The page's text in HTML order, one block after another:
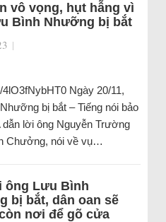
vô vọng, hụt hẫng vì
Bình Nhưỡng bị bắt
|
Ngày 20/11,
bị bắt – Tiếng nói bảo
dẫn lời ông Nguyễn Trường
Chưởng, nói về vụ…
ông Lưu Bình
bị bắt, dân oan sẽ
nơi để gõ cửa